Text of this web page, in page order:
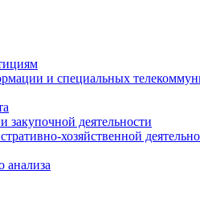
и специальных
закупочной деятельности
хозяйственной
анализа